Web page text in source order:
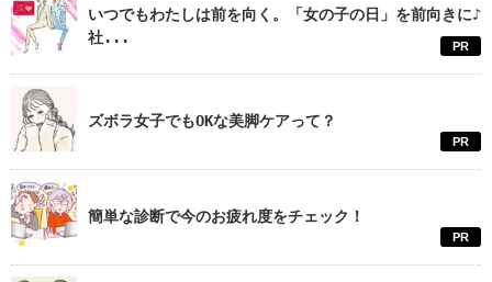
いつでもわたしは前を向く。「女の子の日」を前向きに♪
社...
PR
ズボラ女子でもOKな美脚ケアって？
PR
簡単な診断で今のお疲れ度をチェック！
PR